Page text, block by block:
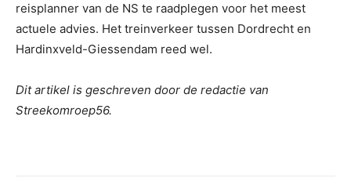
reisplanner van de NS te raadplegen voor het meest
actuele advies. Het treinverkeer tussen Dordrecht en
Hardinxveld-Giessendam reed wel.
Dit artikel is geschreven door de redactie van
Streekomroep56.